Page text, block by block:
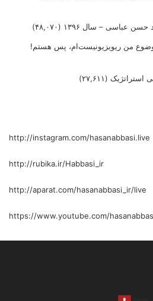
عباسی – سال ۱۳۹۶ (۴۸,۰۷۰)
استراتژیک (۲۷,۶۱۱)
http://instagram.com/hasanabbasi.live
http://rubika.ir/Habbasi_ir
http://aparat.com/hasanabbasi_ir/live
https://www.youtube.com/